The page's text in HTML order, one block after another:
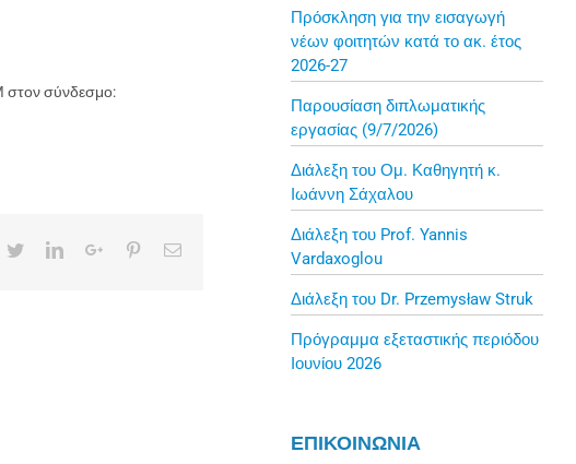
στον σύνδεσμο:
TwitterLinkedInGoogle+PinterestEmail
Πρόσκληση για την εισαγωγή
νέων φοιτητών κατά το ακ. έτος
2026-27
Παρουσίαση διπλωματικής
εργασίας (9/7/2026)
Διάλεξη του Ομ. Καθηγητή κ.
Ιωάννη Σάχαλου
Διάλεξη του Prof. Yannis
Vardaxoglou
Διάλεξη του Dr. Przemysław Struk
Πρόγραμμα εξεταστικής περιόδου
Ιουνίου 2026
ΕΠΙΚΟΙΝΩΝΙΑ